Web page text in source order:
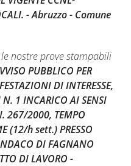
- Abruzzo - Comune
nostre prove stampabili
PUBBLICO PER
DI INTERESSE,
1 INCARICO AI SENSI
267/2000, TEMPO
(12/h sett.) PRESSO
DI FAGNANO
DI LAVORO -